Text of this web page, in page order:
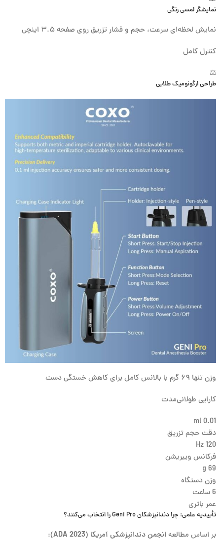
نمایشگر لمسی رنگی
نمایش لحظه‌ای سرعت، حجم و فشار تزریق روی صفحه ۳.۵ اینچی
کنترل کامل
⚖️
طراحی ارگونومیک طلایی
وزن تنها ۶۹ گرم با بالانس کامل برای کاهش خستگی دست
کارایی طولانی‌مدت
0.01 ml
دقت حجم تزریق
120 Hz
فرکانس ویبریشن
69 g
وزن دستگاه
6 ساعت
عمر باتری
تأییدیه علمی: چرا دندانپزشکان Geni Pro را انتخاب می‌کنند؟
بر اساس مطالعه انجمن دندانپزشکی آمریکا (ADA 2023) :